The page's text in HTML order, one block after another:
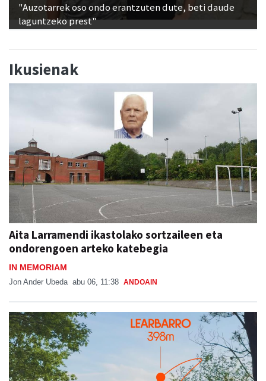
"Auzotarrek oso ondo erantzuten dute, beti daude
laguntzeko prest"
Ikusienak
Aita Larramendi ikastolako sortzaileen eta
ondorengoen arteko katebegia
IN MEMORIAM
Jon Ander Ubeda abu 06, 11:38 ANDOAIN